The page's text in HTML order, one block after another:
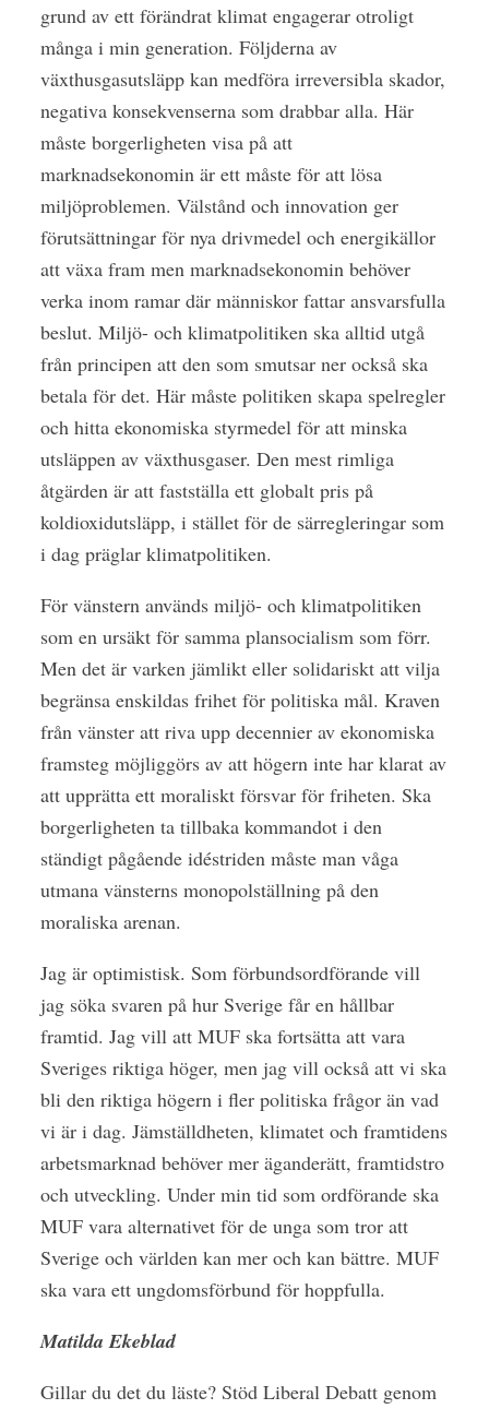
grund av ett förändrat klimat engagerar otroligt
många i min generation. Följderna av
växthusgasutsläpp kan medföra irreversibla skador,
negativa konsekvenserna som drabbar alla. Här
måste borgerligheten visa på att
marknadsekonomin är ett måste för att lösa
miljöproblemen. Välstånd och innovation ger
förutsättningar för nya drivmedel och energikällor
att växa fram men marknadsekonomin behöver
verka inom ramar där människor fattar ansvarsfulla
beslut. Miljö- och klimatpolitiken ska alltid utgå
från principen att den som smutsar ner också ska
betala för det. Här måste politiken skapa spelregler
och hitta ekonomiska styrmedel för att minska
utsläppen av växthusgaser. Den mest rimliga
åtgärden är att fastställa ett globalt pris på
koldioxidutsläpp, i stället för de särregleringar som
i dag präglar klimatpolitiken.
För vänstern används miljö- och klimatpolitiken
som en ursäkt för samma plansocialism som förr.
Men det är varken jämlikt eller solidariskt att vilja
begränsa enskildas frihet för politiska mål. Kraven
från vänster att riva upp decennier av ekonomiska
framsteg möjliggörs av att högern inte har klarat av
att upprätta ett moraliskt försvar för friheten. Ska
borgerligheten ta tillbaka kommandot i den
ständigt pågående idéstriden måste man våga
utmana vänsterns monopolställning på den
moraliska arenan.
Jag är optimistisk. Som förbundsordförande vill
jag söka svaren på hur Sverige får en hållbar
framtid. Jag vill att MUF ska fortsätta att vara
Sveriges riktiga höger, men jag vill också att vi ska
bli den riktiga högern i fler politiska frågor än vad
vi är i dag. Jämställdheten, klimatet och framtidens
arbetsmarknad behöver mer äganderätt, framtidstro
och utveckling. Under min tid som ordförande ska
MUF vara alternativet för de unga som tror att
Sverige och världen kan mer och kan bättre. MUF
ska vara ett ungdomsförbund för hoppfulla.
Matilda Ekeblad
Gillar du det du läste? Stöd Liberal Debatt genom